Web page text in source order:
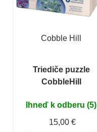
Cobble Hill
Triediče puzzle
CobbleHill
Ihneď k odberu (5)
15,00 €